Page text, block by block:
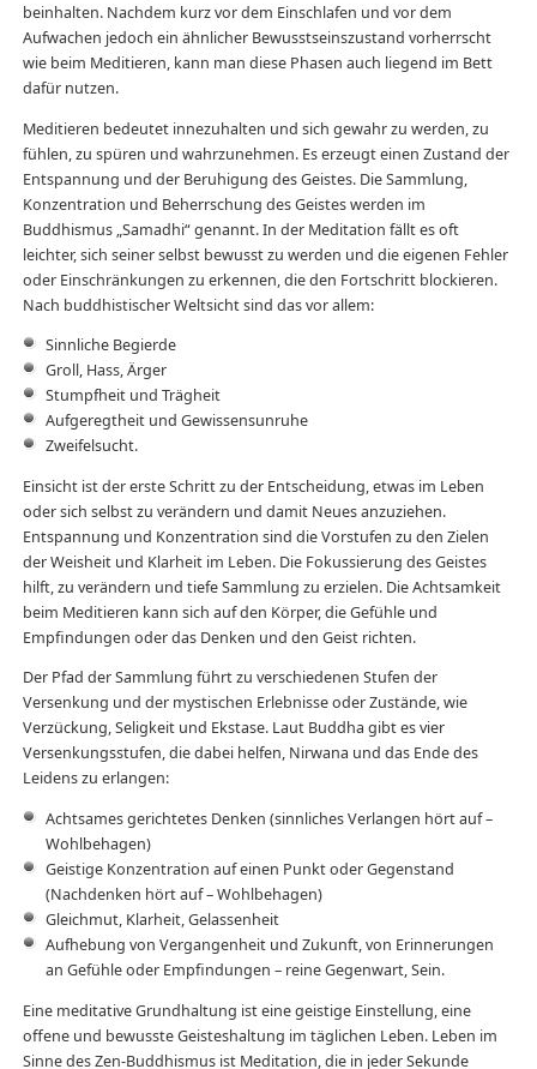
beinhalten. Nachdem kurz vor dem Einschlafen und vor dem
Aufwachen jedoch ein ähnlicher Bewusstseinszustand vorherrscht
wie beim Meditieren, kann man diese Phasen auch liegend im Bett
dafür nutzen.
Meditieren bedeutet innezuhalten und sich gewahr zu werden, zu
fühlen, zu spüren und wahrzunehmen. Es erzeugt einen Zustand der
Entspannung und der Beruhigung des Geistes. Die Sammlung,
Konzentration und Beherrschung des Geistes werden im
Buddhismus „Samadhi“ genannt. In der Meditation fällt es oft
leichter, sich seiner selbst bewusst zu werden und die eigenen Fehler
oder Einschränkungen zu erkennen, die den Fortschritt blockieren.
Nach buddhistischer Weltsicht sind das vor allem:
Sinnliche Begierde
Groll, Hass, Ärger
Stumpfheit und Trägheit
Aufgeregtheit und Gewissensunruhe
Zweifelsucht.
Einsicht ist der erste Schritt zu der Entscheidung, etwas im Leben
oder sich selbst zu verändern und damit Neues anzuziehen.
Entspannung und Konzentration sind die Vorstufen zu den Zielen
der Weisheit und Klarheit im Leben. Die Fokussierung des Geistes
hilft, zu verändern und tiefe Sammlung zu erzielen. Die Achtsamkeit
beim Meditieren kann sich auf den Körper, die Gefühle und
Empfindungen oder das Denken und den Geist richten.
Der Pfad der Sammlung führt zu verschiedenen Stufen der
Versenkung und der mystischen Erlebnisse oder Zustände, wie
Verzückung, Seligkeit und Ekstase. Laut Buddha gibt es vier
Versenkungsstufen, die dabei helfen, Nirwana und das Ende des
Leidens zu erlangen:
Achtsames gerichtetes Denken (sinnliches Verlangen hört auf –
Wohlbehagen)
Geistige Konzentration auf einen Punkt oder Gegenstand
(Nachdenken hört auf – Wohlbehagen)
Gleichmut, Klarheit, Gelassenheit
Aufhebung von Vergangenheit und Zukunft, von Erinnerungen
an Gefühle oder Empfindungen – reine Gegenwart, Sein.
Eine meditative Grundhaltung ist eine geistige Einstellung, eine
offene und bewusste Geisteshaltung im täglichen Leben. Leben im
Sinne des Zen-Buddhismus ist Meditation, die in jeder Sekunde